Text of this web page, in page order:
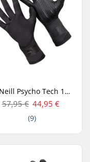
O'Neill Psycho Tech 1.5mm Neopreenihanskat
57,95 € 44,95 €
(9)